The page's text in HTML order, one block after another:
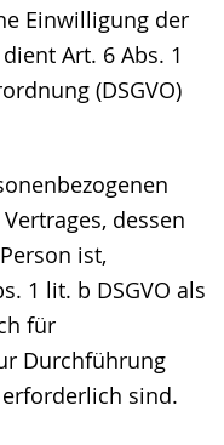
Einwilligung der
Art. 6 Abs. 1
(DSGVO)
dessen
ist,
1 lit. b DSGVO als
für
Durchführung
sind.